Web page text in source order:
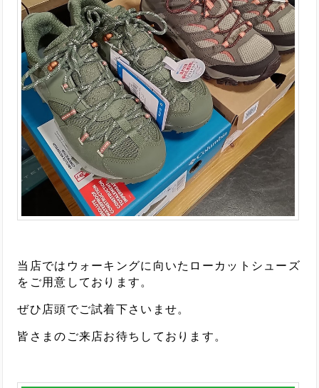
当店ではウォーキングに向いたローカットシューズ
をご用意しております。
ぜひ店頭でご試着下さいませ。
皆さまのご来店お待ちしております。